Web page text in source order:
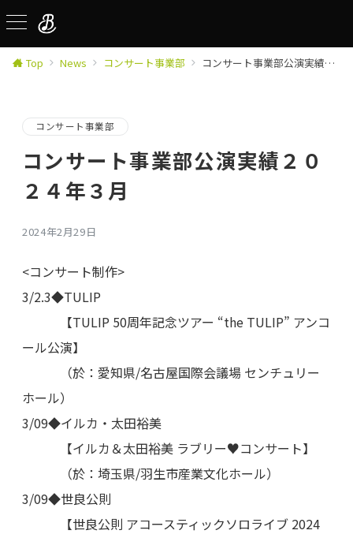
Top News コンサート事業部 コンサート事業部公演実績２０２４年３月
コンサート事業部
コンサート事業部公演実績２０
２４年３月
2024年2月29日
<コンサート制作>
3/2.3◆TULIP
【TULIP 50周年記念ツアー “the TULIP” アンコ
ール公演】
（於：愛知県/名古屋国際会議場 センチュリー
ホール）
3/09◆イルカ・太田裕美
【イルカ＆太田裕美 ラブリー♥コンサート】
（於：埼玉県/羽生市産業文化ホール）
3/09◆世良公則
【世良公則 アコースティックソロライブ 2024